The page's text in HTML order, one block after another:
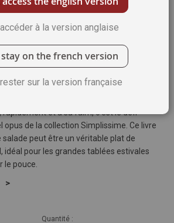
ce produit
rapidement et à sa faim, c'est le défi
opus de la collection Simplissime. Ce livre
salade peut être un véritable plat de
idéal pour les grandes tablées estivales
le pouce.
Quantité :
à la version anglaise
on the french version
sur la version française